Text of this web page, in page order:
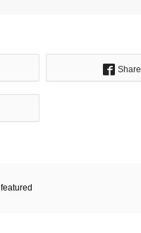
Share
featured